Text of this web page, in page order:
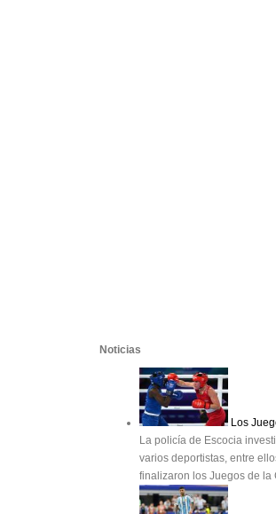
Noticias
Los
La policía de Escocia
varios deportistas, entre
finalizaron los Juegos de la